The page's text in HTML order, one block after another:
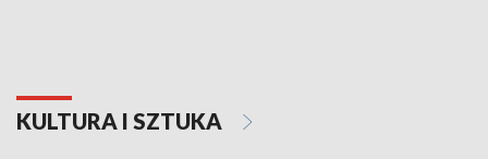
KULTURA I SZTUKA